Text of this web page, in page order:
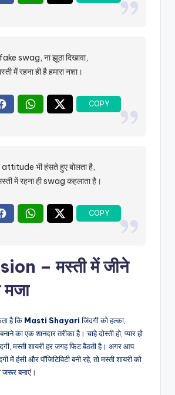
swag, ना झूठा दिखावा,
में रहना ही है हमारा नशा।
attitude भी हंसते हुए बोलता है,
में रहना ही swag कहलाता है।
– मस्ती में जीने
है कि Masti Shayariजिंदगी को हल्का,
का एक शानदार तरीका है। चाहे दोस्ती हो, प्यार हो
मस्ती शायरी हर जगह फिट बैठती है। अगर आप
में हंसी और पॉजिटिविटी बनी रहे, तो मस्ती शायरी को
जरूर बनाएं।